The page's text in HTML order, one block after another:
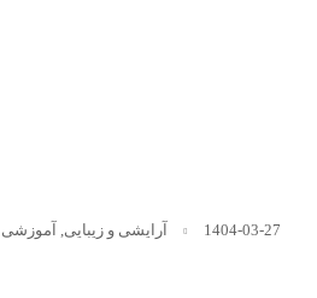
1404-03-27 آرایشی و زیبایی, آموزشی